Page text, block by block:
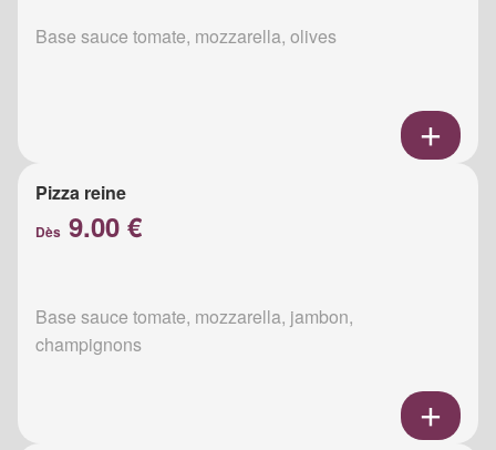
Base sauce tomate, mozzarella, olives
Pizza reine
Dès 9.00 €
Base sauce tomate, mozzarella, jambon,
champignons